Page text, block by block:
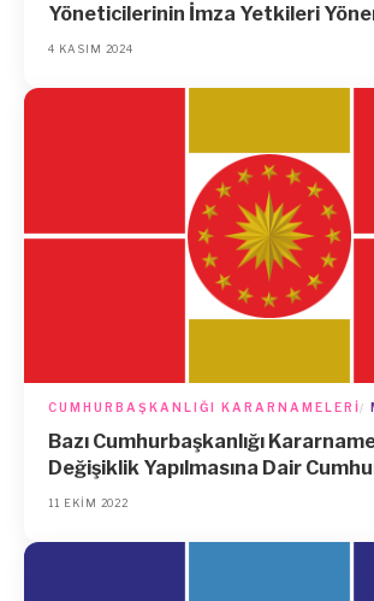
Yöneticilerinin İmza Yetkileri
4 KASIM 2024
CUMHURBAŞKANLIĞI KARARNAMELERI
Bazı Cumhurbaşkanlığı
Değişiklik Yapılmasına Dair
Kararnamesi (Kararname
11 EKIM 2022